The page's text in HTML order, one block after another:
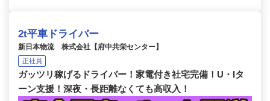
2t平車ドライバー
新日本物流 株式会社【府中共栄センター】
正社員
ガッツリ稼げるドライバー！家電付き社宅完備！U・Iタ
ーン支援！深夜・長距離なくても高収入！